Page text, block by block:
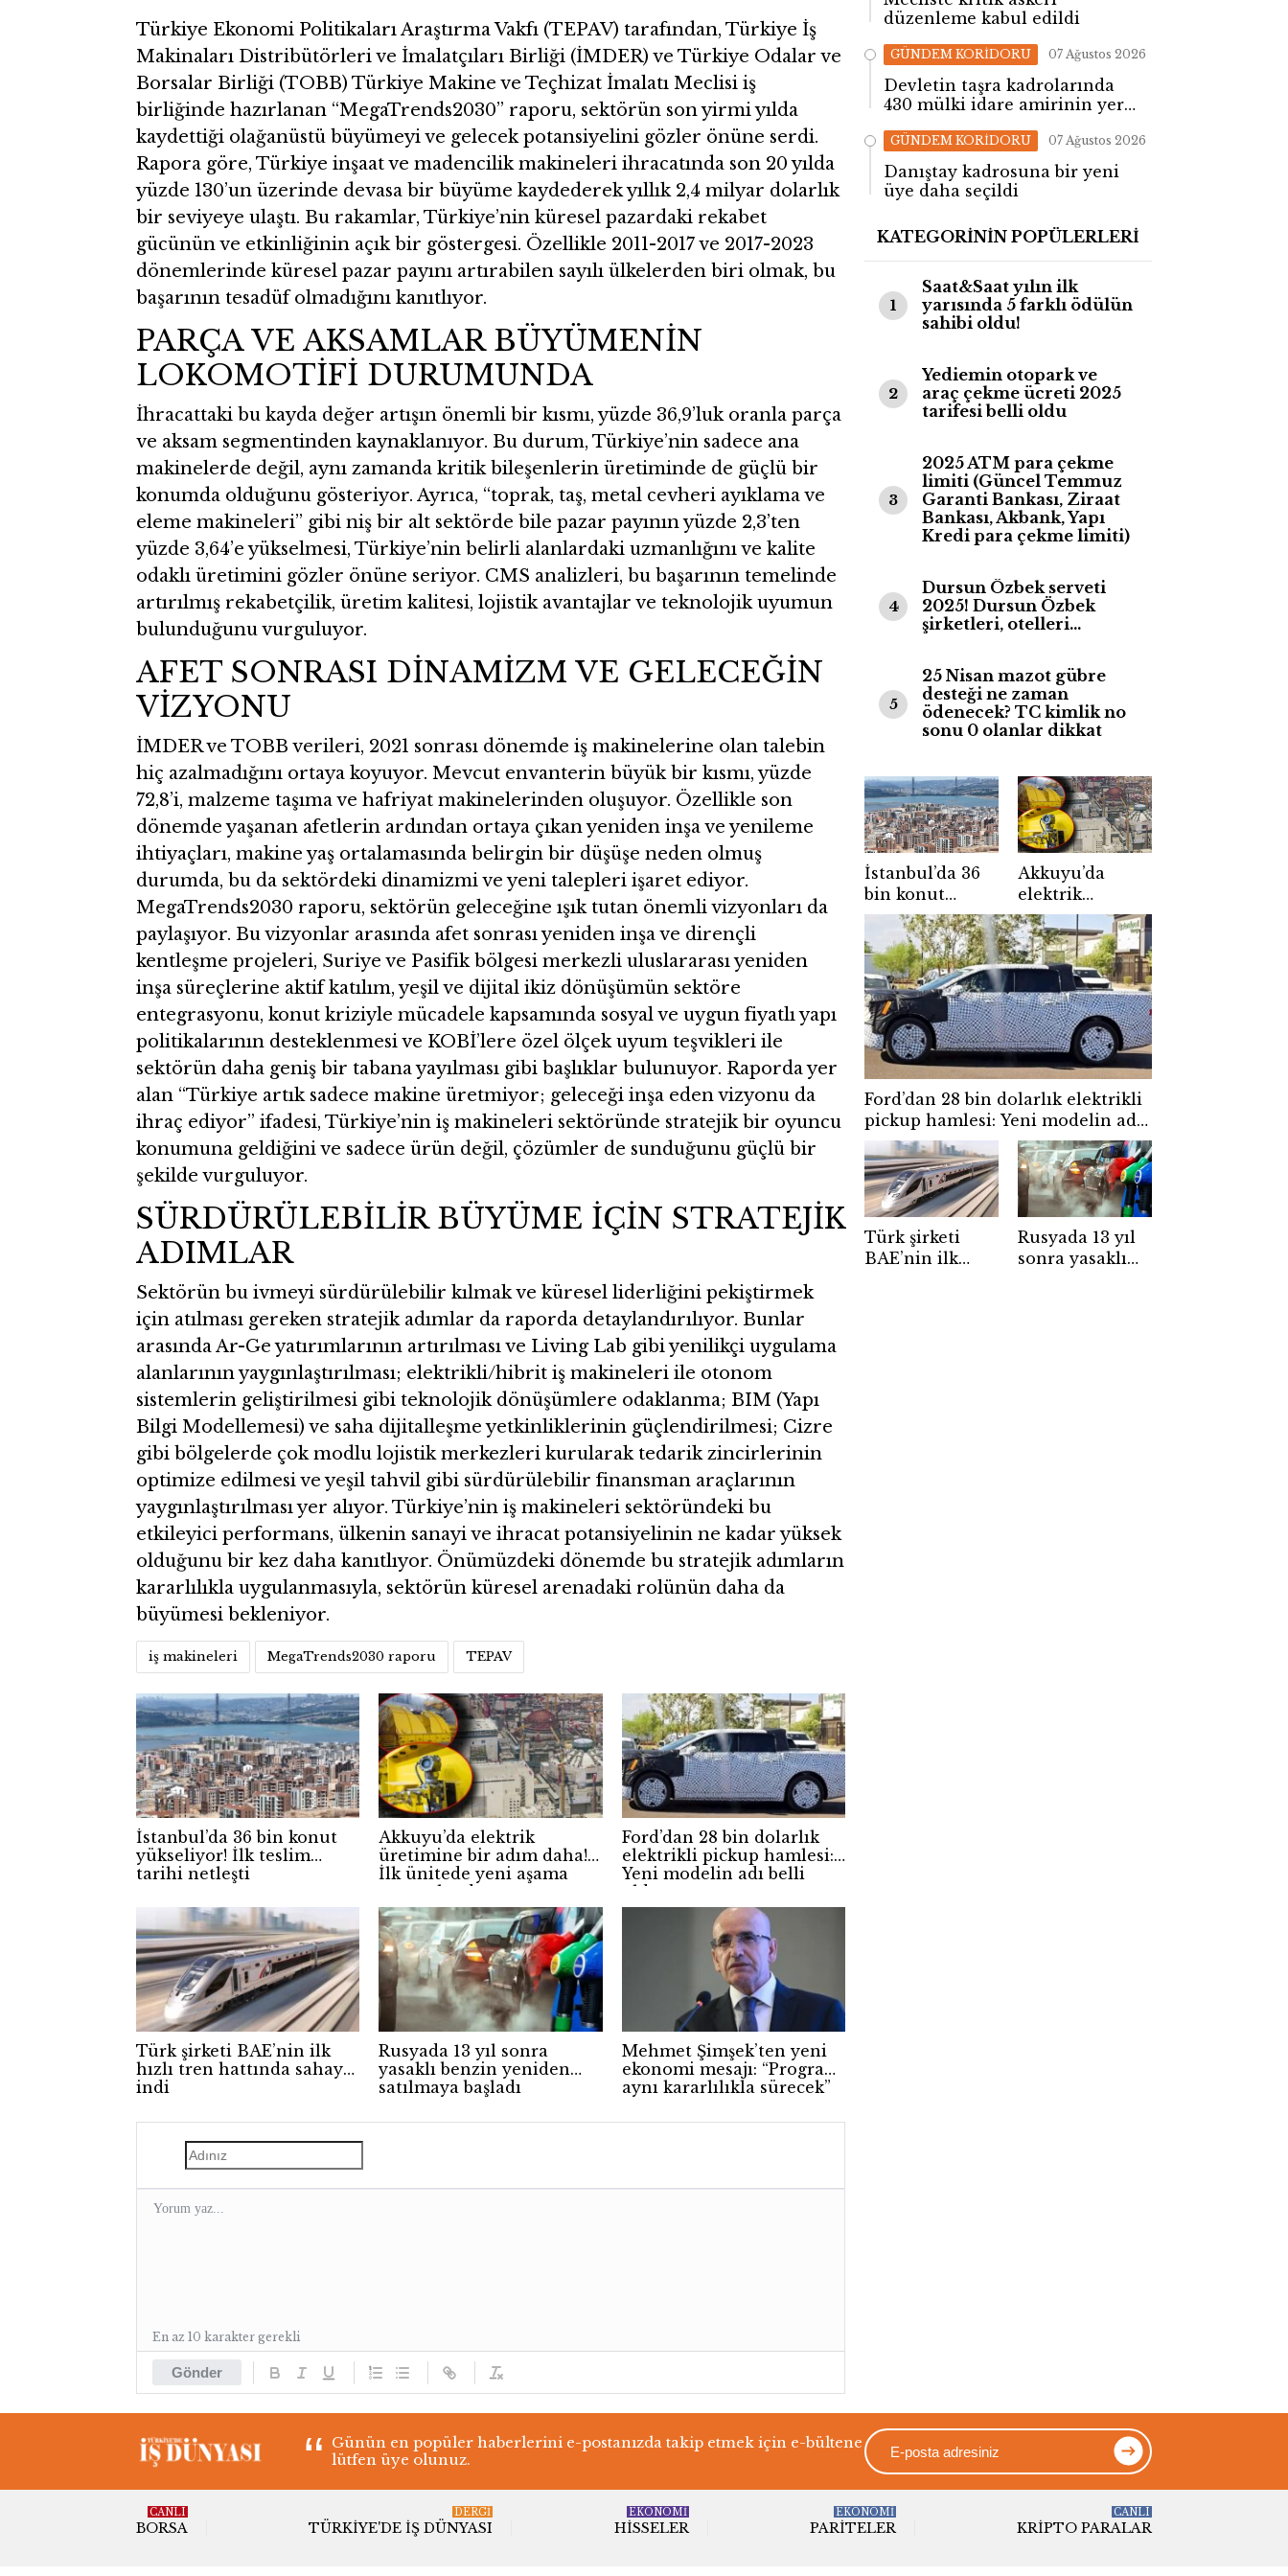
Türkiye Ekonomi Politikaları Araştırma Vakfı (TEPAV) tarafından, Türkiye İş
Makinaları Distribütörleri ve İmalatçıları Birliği (İMDER) ve Türkiye Odalar ve
Borsalar Birliği (TOBB) Türkiye Makine ve Teçhizat İmalatı Meclisi iş
birliğinde hazırlanan “MegaTrends2030” raporu, sektörün son yirmi yılda
kaydettiği olağanüstü büyümeyi ve gelecek potansiyelini gözler önüne serdi.
Rapora göre, Türkiye inşaat ve madencilik makineleri ihracatında son 20 yılda
yüzde 130’un üzerinde devasa bir büyüme kaydederek yıllık 2,4 milyar dolarlık
bir seviyeye ulaştı. Bu rakamlar, Türkiye’nin küresel pazardaki rekabet
gücünün ve etkinliğinin açık bir göstergesi. Özellikle 2011-2017 ve 2017-2023
dönemlerinde küresel pazar payını artırabilen sayılı ülkelerden biri olmak, bu
başarının tesadüf olmadığını kanıtlıyor.
PARÇA VE AKSAMLAR BÜYÜMENİN
LOKOMOTİFİ DURUMUNDA
İhracattaki bu kayda değer artışın önemli bir kısmı, yüzde 36,9’luk oranla parça
ve aksam segmentinden kaynaklanıyor. Bu durum, Türkiye’nin sadece ana
makinelerde değil, aynı zamanda kritik bileşenlerin üretiminde de güçlü bir
konumda olduğunu gösteriyor. Ayrıca, “toprak, taş, metal cevheri ayıklama ve
eleme makineleri” gibi niş bir alt sektörde bile pazar payının yüzde 2,3’ten
yüzde 3,64’e yükselmesi, Türkiye’nin belirli alanlardaki uzmanlığını ve kalite
odaklı üretimini gözler önüne seriyor. CMS analizleri, bu başarının temelinde
artırılmış rekabetçilik, üretim kalitesi, lojistik avantajlar ve teknolojik uyumun
bulunduğunu vurguluyor.
AFET SONRASI DİNAMİZM VE GELECEĞİN
VİZYONU
İMDER ve TOBB verileri, 2021 sonrası dönemde iş makinelerine olan talebin
hiç azalmadığını ortaya koyuyor. Mevcut envanterin büyük bir kısmı, yüzde
72,8’i, malzeme taşıma ve hafriyat makinelerinden oluşuyor. Özellikle son
dönemde yaşanan afetlerin ardından ortaya çıkan yeniden inşa ve yenileme
ihtiyaçları, makine yaş ortalamasında belirgin bir düşüşe neden olmuş
durumda, bu da sektördeki dinamizmi ve yeni talepleri işaret ediyor.
MegaTrends2030 raporu, sektörün geleceğine ışık tutan önemli vizyonları da
paylaşıyor. Bu vizyonlar arasında afet sonrası yeniden inşa ve dirençli
kentleşme projeleri, Suriye ve Pasifik bölgesi merkezli uluslararası yeniden
inşa süreçlerine aktif katılım, yeşil ve dijital ikiz dönüşümün sektöre
entegrasyonu, konut kriziyle mücadele kapsamında sosyal ve uygun fiyatlı yapı
politikalarının desteklenmesi ve KOBİ’lere özel ölçek uyum teşvikleri ile
sektörün daha geniş bir tabana yayılması gibi başlıklar bulunuyor. Raporda yer
alan “Türkiye artık sadece makine üretmiyor; geleceği inşa eden vizyonu da
ihraç ediyor” ifadesi, Türkiye’nin iş makineleri sektöründe stratejik bir oyuncu
konumuna geldiğini ve sadece ürün değil, çözümler de sunduğunu güçlü bir
şekilde vurguluyor.
SÜRDÜRÜLEBİLİR BÜYÜME İÇİN STRATEJİK
ADIMLAR
Sektörün bu ivmeyi sürdürülebilir kılmak ve küresel liderliğini pekiştirmek
için atılması gereken stratejik adımlar da raporda detaylandırılıyor. Bunlar
arasında Ar-Ge yatırımlarının artırılması ve Living Lab gibi yenilikçi uygulama
alanlarının yaygınlaştırılması; elektrikli/hibrit iş makineleri ile otonom
sistemlerin geliştirilmesi gibi teknolojik dönüşümlere odaklanma; BIM (Yapı
Bilgi Modellemesi) ve saha dijitalleşme yetkinliklerinin güçlendirilmesi; Cizre
gibi bölgelerde çok modlu lojistik merkezleri kurularak tedarik zincirlerinin
optimize edilmesi ve yeşil tahvil gibi sürdürülebilir finansman araçlarının
yaygınlaştırılması yer alıyor. Türkiye’nin iş makineleri sektöründeki bu
etkileyici performans, ülkenin sanayi ve ihracat potansiyelinin ne kadar yüksek
olduğunu bir kez daha kanıtlıyor. Önümüzdeki dönemde bu stratejik adımların
kararlılıkla uygulanmasıyla, sektörün küresel arenadaki rolünün daha da
büyümesi bekleniyor.
iş makineleri MegaTrends2030 raporu TEPAV
İstanbul’da 36 bin konut
yükseliyor! İlk teslim
tarihi netleşti
Akkuyu’da elektrik
üretimine bir adım daha!
İlk ünitede yeni aşama
tamamlandı
Ford’dan 28 bin dolarlık
elektrikli pickup hamlesi:
Yeni modelin adı belli
oldu
Türk şirketi BAE’nin ilk
hızlı tren hattında sahaya
indi
Rusyada 13 yıl sonra
yasaklı benzin yeniden
satılmaya başladı
Mehmet Şimşek’ten yeni
ekonomi mesajı: “Program
aynı kararlılıkla sürecek”
Gönder
En az 10 karakter gerekli
düzenleme kabul edildi
GÜNDEM KORİDORU 07 Ağustos 2026
Devletin taşra kadrolarında
430 mülki idare amirinin yeri
GÜNDEM KORİDORU 07 Ağustos 2026
Danıştay kadrosuna bir yeni
üye daha seçildi
KATEGORİNİN POPÜLERLERİ
1
Saat&Saat yılın ilk
yarısında 5 farklı ödülün
sahibi oldu!
2
Yediemin otopark ve
araç çekme ücreti 2025
tarifesi belli oldu
3
2025 ATM para çekme
limiti (Güncel Temmuz
Garanti Bankası, Ziraat
Bankası, Akbank, Yapı
Kredi para çekme limiti)
4
Dursun Özbek serveti
2025! Dursun Özbek
şirketleri, otelleri…
5
25 Nisan mazot gübre
desteği ne zaman
ödenecek? TC kimlik no
sonu 0 olanlar dikkat
İstanbul’da 36
bin konut
yükseliyor! İlk
teslim tarihi
netleşti
Akkuyu’da
elektrik
üretimine bir
adım daha! İlk
ünitede yeni
aşama
tamamlandı
Ford’dan 28 bin dolarlık elektrikli
pickup hamlesi: Yeni modelin adı
belli oldu
Türk şirketi
BAE’nin ilk
Rusyada 13 yıl
sonra yasaklı
Günün en popüler haberlerini e-postanızda takip etmek için e-bültene
lütfen üye olunuz.
BORSA
CANLI
TÜRKIYE'DE İŞ DÜNYASI
DERGI
HISSELER
EKONOMİ
PARITELER
EKONOMİ
KRIPTO PARALAR
CANLI